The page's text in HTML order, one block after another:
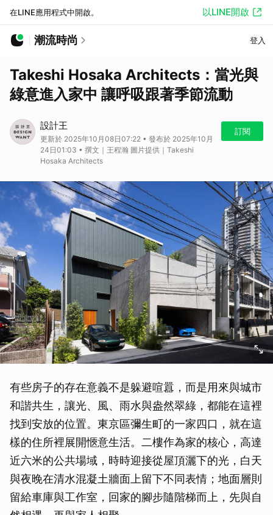
在LINE應用程式中開啟。 以LINE開啟
潮流時尚 登入
Takeshi Hosaka Architects：當光與
綠意進入家中 讓呼吸跟著季節流動
設計王
更新於 2025年10月08日07:22 • 發布於 2025年10月
24日01:03 • 撰文｜王程瀚 圖片提供｜Takeshi
Hosaka Architects
訂閱
有些房子的存在意義不是躲避喧囂，而是用來與城市
和諧共生，讓光、風、雨水與盎然翠綠，都能在這裡
找到安放的位置。東京區彌生町的一家四口，就在這
樣的住所裡展開愜意生活。二樓作為家的核心，高達
近六米的公共場域，時時迎接從屋頂灑下的光，白天
與夜晚在清水混凝土牆面上留下不同表情；地面層則
留給車庫與工作室，回家的腳步隨階梯而上，先與自